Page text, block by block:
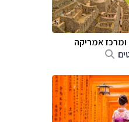
ומרכז אמריקה